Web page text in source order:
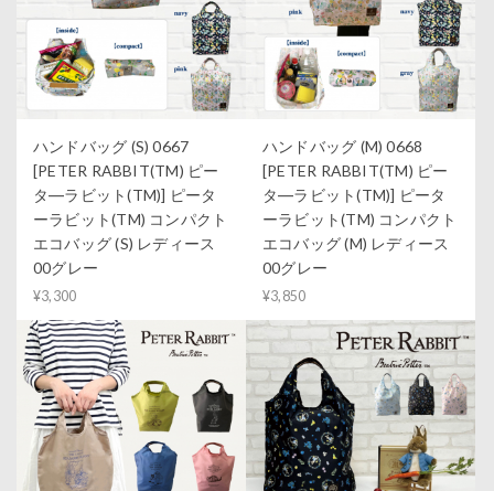
ハンドバッグ (S) 0667
[PETER RABBIT(TM) ピー
タ―ラビット(TM)] ピータ
ーラビット(TM) コンパクト
エコバッグ (S) レディース
00グレー
¥3,300
ハンドバッグ (M) 0668
[PETER RABBIT(TM) ピー
タ―ラビット(TM)] ピータ
ーラビット(TM) コンパクト
エコバッグ (M) レディース
00グレー
¥3,850